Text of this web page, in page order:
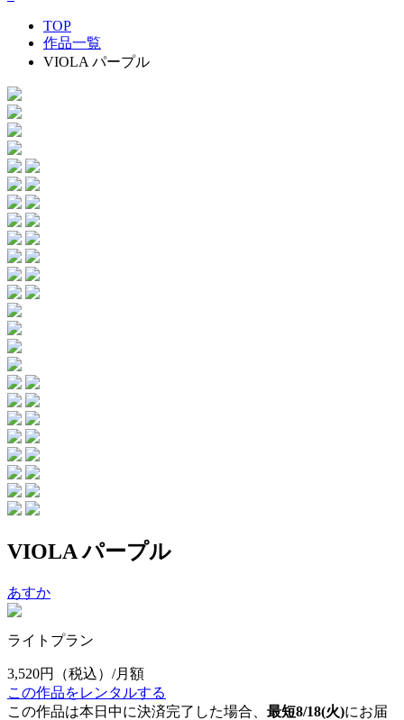
TOP
作品一覧
VIOLA パープル
VIOLA パープル
あすか
ライトプラン
3,520円
（税込）/月額
この作品をレンタルする
この作品は本日中に決済完了した場合、 最短8/18(火)にお届